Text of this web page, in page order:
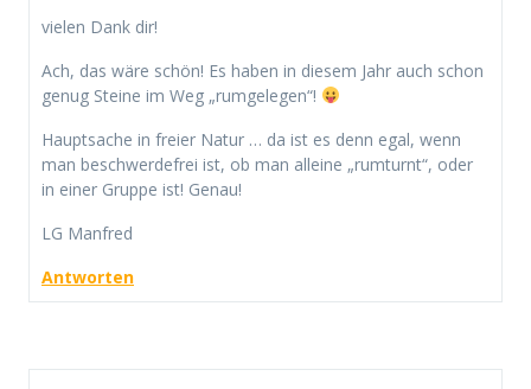
vielen Dank dir!
Ach, das wäre schön! Es haben in diesem Jahr auch schon
genug Steine im Weg „rumgelegen“!
Hauptsache in freier Natur … da ist es denn egal, wenn
man beschwerdefrei ist, ob man alleine „rumturnt“, oder
in einer Gruppe ist! Genau!
LG Manfred
Antworten